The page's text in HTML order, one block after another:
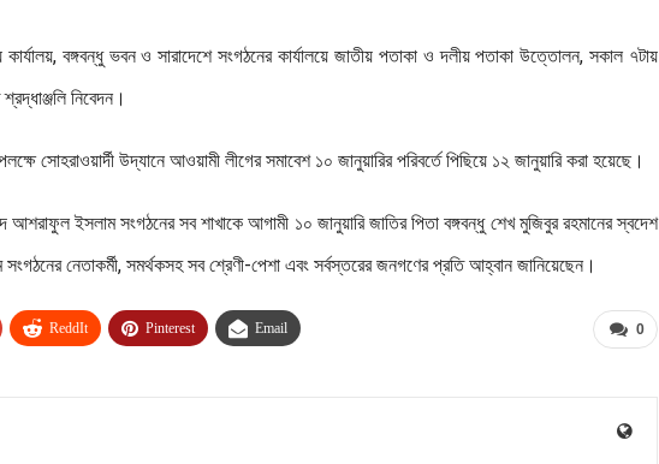
কার্যালয়, বঙ্গবন্ধু ভবন ও সারাদেশে সংগঠনের কার্যালয়ে জাতীয় পতাকা ও দলীয় পতাকা উত্তোলন, সকাল ৭টায়
নিবেদন।
সোহরাওয়ার্দী উদ্যানে আওয়ামী লীগের সমাবেশ ১০ জানুয়ারির পরিবর্তে পিছিয়ে ১২ জানুয়ারি করা হয়েছে।
আশরাফুল ইসলাম সংগঠনের সব শাখাকে আগামী ১০ জানুয়ারি জাতির পিতা বঙ্গবন্ধু শেখ মুজিবুর রহমানের স্বদেশ
নেতাকর্মী, সমর্থকসহ সব শ্রেণী-পেশা এবং সর্বস্তরের জনগণের প্রতি আহ্বান জানিয়েছেন।
0
ReddIt Pinterest Email